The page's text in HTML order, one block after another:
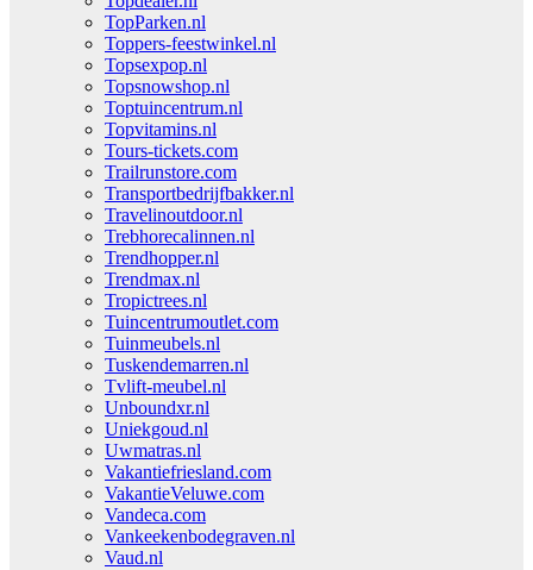
TopParken.nl
Toppers-feestwinkel.nl
Topsexpop.nl
Topsnowshop.nl
Toptuincentrum.nl
Topvitamins.nl
Tours-tickets.com
Trailrunstore.com
Transportbedrijfbakker.nl
Travelinoutdoor.nl
Trebhorecalinnen.nl
Trendhopper.nl
Trendmax.nl
Tropictrees.nl
Tuincentrumoutlet.com
Tuinmeubels.nl
Tuskendemarren.nl
Tvlift-meubel.nl
Unboundxr.nl
Uniekgoud.nl
Uwmatras.nl
Vakantiefriesland.com
VakantieVeluwe.com
Vandeca.com
Vankeekenbodegraven.nl
Vaud.nl